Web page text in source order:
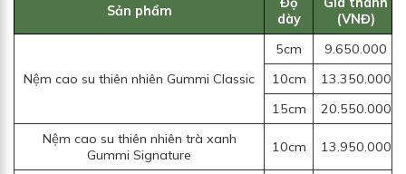
Sản phẩm
dày
(VNĐ)
Nệm cao su thiên nhiên Gummi Classic
5cm
9.650.000
10cm
13.350.000
15cm
20.550.000
Nệm cao su thiên nhiên trà xanh
Gummi Signature
10cm 13.950.000